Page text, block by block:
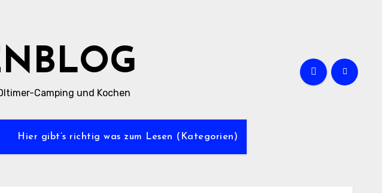
Camping und Kochen
Hier gibt’s richtig was zum Lesen (Kategorien)